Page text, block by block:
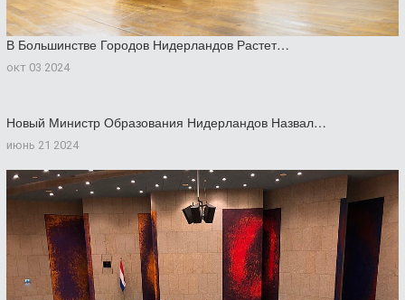
В Большинстве Городов Нидерландов Растет…
окт 03 2024
Новый Министр Образования Нидерландов Назвал…
июнь 21 2024